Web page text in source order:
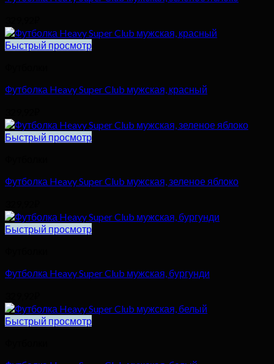
Быстрый просмотр
Футболка Heavy Super Club мужская, красный
Быстрый просмотр
Футболка Heavy Super Club мужская, зеленое яблоко
Быстрый просмотр
Футболка Heavy Super Club мужская, бургунди
Быстрый просмотр